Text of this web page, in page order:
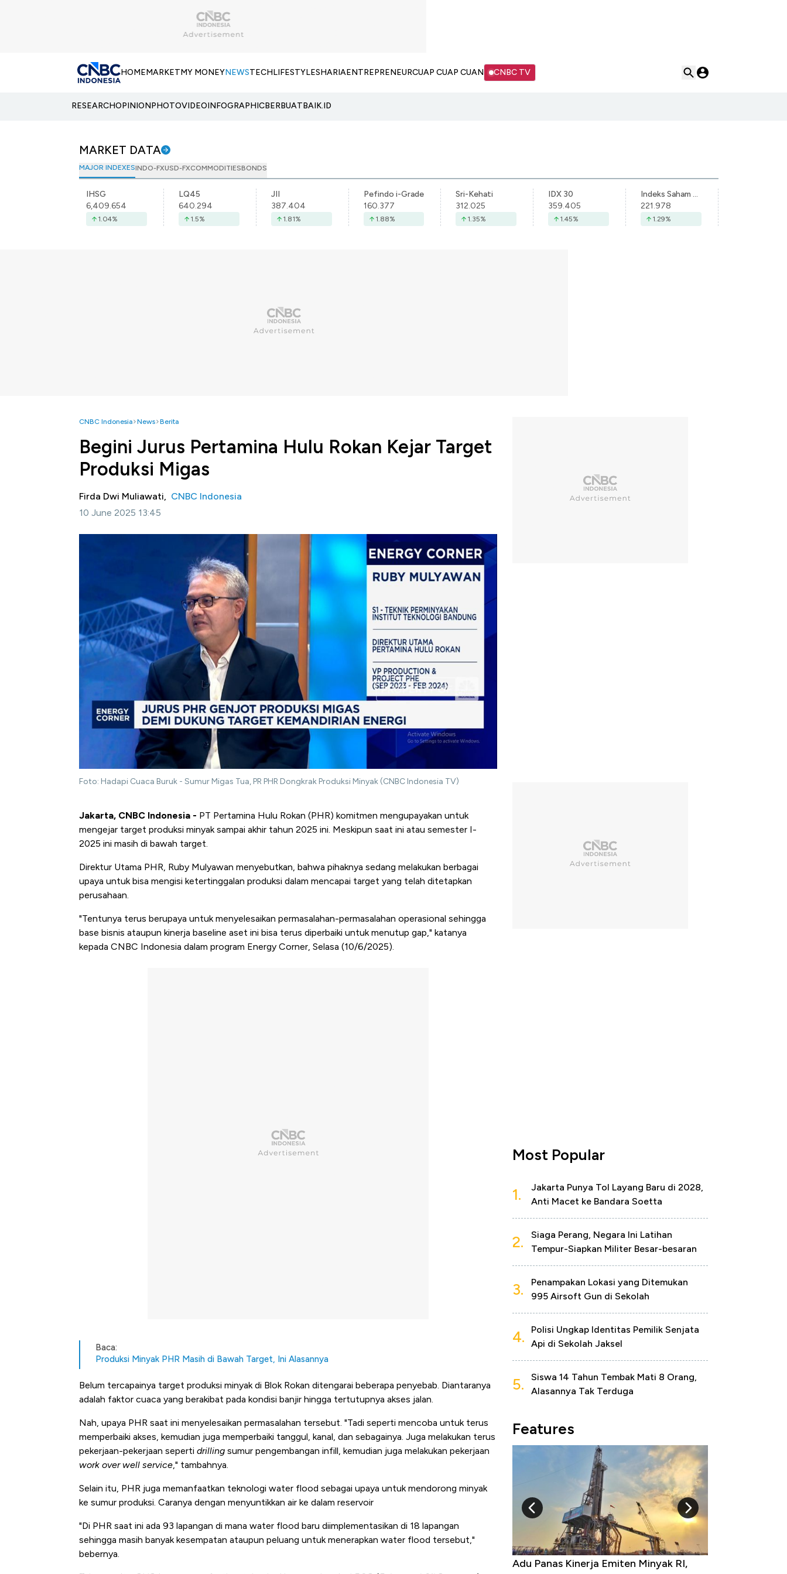
HOMEMARKETMY MONEYNEWSTECHLIFESTYLESHARIAENTREPRENEURCUAP CUAP CUAN CNBC TV
RESEARCHOPINIONPHOTOVIDEOINFOGRAPHICBERBUATBAIK.ID
MARKET DATA
MAJOR INDEXESINDO-FXUSD-FXCOMMODITIESBONDS
IHSG
6,409.654
1.04%
LQ45
640.294
1.5%
JII
387.404
1.81%
Pefindo i-Grade
160.377
1.88%
Sri-Kehati
312.025
1.35%
IDX 30
359.405
1.45%
Indeks Saham Syariah Indonesia
221.978
1.29%
CNBC Indonesia News Berita
Begini Jurus Pertamina Hulu Rokan Kejar Target
Produksi Migas
Firda Dwi Muliawati, CNBC Indonesia
10 June 2025 13:45
Foto: Hadapi Cuaca Buruk - Sumur Migas Tua, PR PHR Dongkrak Produksi Minyak (CNBC Indonesia TV)
Jakarta, CNBC Indonesia - PT Pertamina Hulu Rokan (PHR) komitmen mengupayakan untuk
mengejar target produksi minyak sampai akhir tahun 2025 ini. Meskipun saat ini atau semester I-
2025 ini masih di bawah target.
Direktur Utama PHR, Ruby Mulyawan menyebutkan, bahwa pihaknya sedang melakukan berbagai
upaya untuk bisa mengisi ketertinggalan produksi dalam mencapai target yang telah ditetapkan
perusahaan.
"Tentunya terus berupaya untuk menyelesaikan permasalahan-permasalahan operasional sehingga
base bisnis ataupun kinerja baseline aset ini bisa terus diperbaiki untuk menutup gap," katanya
kepada CNBC Indonesia dalam program Energy Corner, Selasa (10/6/2025).
Baca:
Produksi Minyak PHR Masih di Bawah Target, Ini Alasannya
Belum tercapainya target produksi minyak di Blok Rokan ditengarai beberapa penyebab. Diantaranya
adalah faktor cuaca yang berakibat pada kondisi banjir hingga tertutupnya akses jalan.
Nah, upaya PHR saat ini menyelesaikan permasalahan tersebut. "Tadi seperti mencoba untuk terus
memperbaiki akses, kemudian juga memperbaiki tanggul, kanal, dan sebagainya. Juga melakukan terus
pekerjaan-pekerjaan seperti drilling sumur pengembangan infill, kemudian juga melakukan pekerjaan
work over well service," tambahnya.
Selain itu, PHR juga memanfaatkan teknologi water flood sebagai upaya untuk mendorong minyak
ke sumur produksi. Caranya dengan menyuntikkan air ke dalam reservoir
"Di PHR saat ini ada 93 lapangan di mana water flood baru diimplementasikan di 18 lapangan
sehingga masih banyak kesempatan ataupun peluang untuk menerapkan water flood tersebut,"
bebernya.
Most Popular
1.
Jakarta Punya Tol Layang Baru di 2028,
Anti Macet ke Bandara Soetta
2.
Siaga Perang, Negara Ini Latihan
Tempur-Siapkan Militer Besar-besaran
3.
Penampakan Lokasi yang Ditemukan
995 Airsoft Gun di Sekolah
4.
Polisi Ungkap Identitas Pemilik Senjata
Api di Sekolah Jaksel
5.
Siswa 14 Tahun Tembak Mati 8 Orang,
Alasannya Tak Terduga
Features
10 Provinsi dengan Tingkat